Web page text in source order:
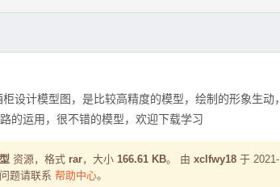
设计模型图，是比较高精度的模型，绘制的形象生动，
的运用，很不错的模型，欢迎下载学习
资源，格式 rar，大小 166.61 KB。 由 xclfwy18 于 2021-
题请联系 帮助中心。